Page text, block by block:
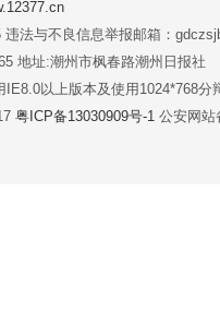
法与不良信息举报邮箱：
地址:潮州市枫春路潮州日报社
以上版本及使用1024*768分
粤ICP备13030909号-1 公安网站